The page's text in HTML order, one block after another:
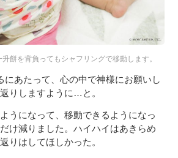
餅を背負ってもシャフリングで移動します。
にあたって、心の中で神様にお願いし
りしますように…と。
うになって、移動できるようになっ
け減りました。ハイハイはあきらめ
りはしてほしかった。